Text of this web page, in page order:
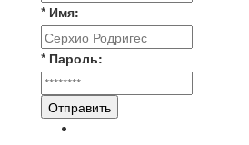
* Имя:
* Пароль:
Отправить